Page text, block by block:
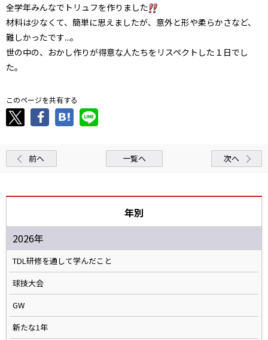
全学年みんなでトリュフを作りました
材料は少なくて、簡単に思えましたが、意外と形や柔らかさなど、
難しかったです...。
世の中の、おかし作りが得意な人たちをリスペクトした１日でし
た。
このページを共有する
前へ 一覧へ 次へ
年別
2026年
TDL研修を通して学んだこと
球技大会
GW
新たな1年